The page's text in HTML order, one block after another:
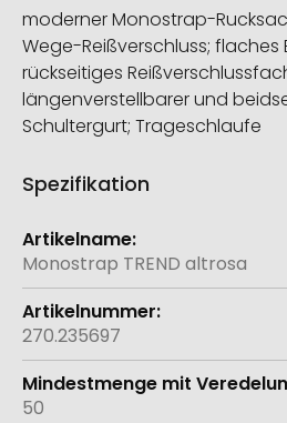
moderner Monostrap-
Wege-Reißverschluss; flaches
rückseitiges
längenverstellbarer und
Schultergurt; Trageschlaufe
Spezifikation
Weitere
Informationen
Monostrap TREND altrosa
270.235697
50